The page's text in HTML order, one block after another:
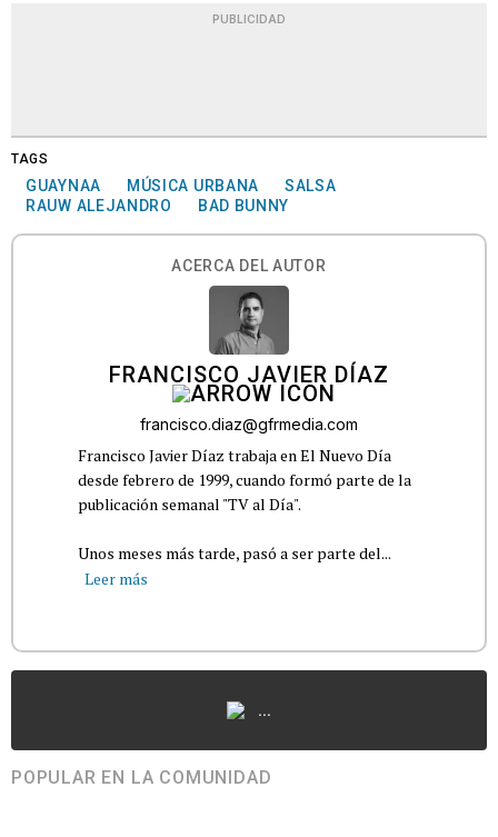
PUBLICIDAD
TAGS
GUAYNAA MÚSICA URBANA
SALSA
RAUW ALEJANDRO
BAD BUNNY
ACERCA DEL AUTOR
FRANCISCO JAVIER DÍAZ
francisco.diaz@gfrmedia.com
Francisco Javier Díaz trabaja en El Nuevo Día
desde febrero de 1999, cuando formó parte de la
publicación semanal "TV al Día".
Unos meses más tarde, pasó a ser parte del...
Leer más
...
POPULAR EN LA COMUNIDAD